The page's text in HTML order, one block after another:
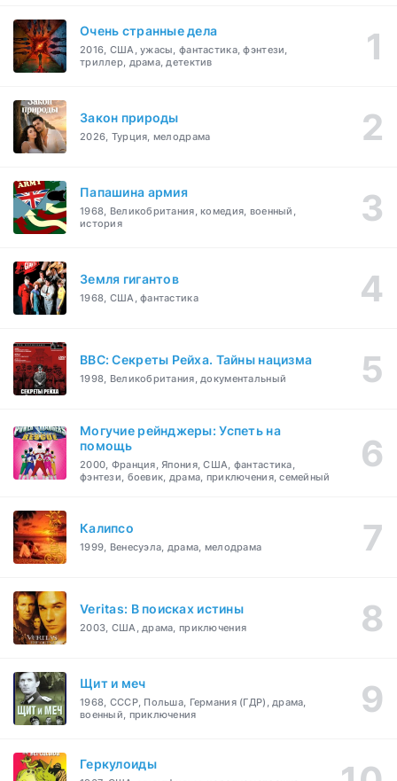
Очень странные дела
2016, США, ужасы, фантастика, фэнтези,
триллер, драма, детектив
Закон природы
2026, Турция, мелодрама
Папашина армия
1968, Великобритания, комедия, военный,
история
Земля гигантов
1968, США, фантастика
BBC: Секреты Рейха. Тайны нацизма
1998, Великобритания, документальный
Могучие рейнджеры: Успеть на
помощь
2000, Франция, Япония, США, фантастика,
фэнтези, боевик, драма, приключения, семейный
Калипсо
1999, Венесуэла, драма, мелодрама
Veritas: В поисках истины
2003, США, драма, приключения
Щит и меч
1968, СССР, Польша, Германия (ГДР), драма,
военный, приключения
Геркулоиды